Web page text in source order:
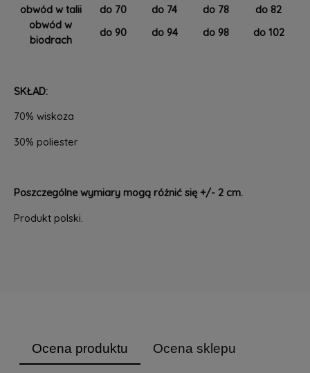
obwód w talii
do 70 do 74 do 78
do 82
obwód w
biodrach
do 90 do 94 do 98 do 102
SKŁAD:
70% wiskoza
30% poliester
Poszczególne wymiary mogą różnić się +/- 2 cm.
Produkt polski.
Ocena produktu Ocena sklepu